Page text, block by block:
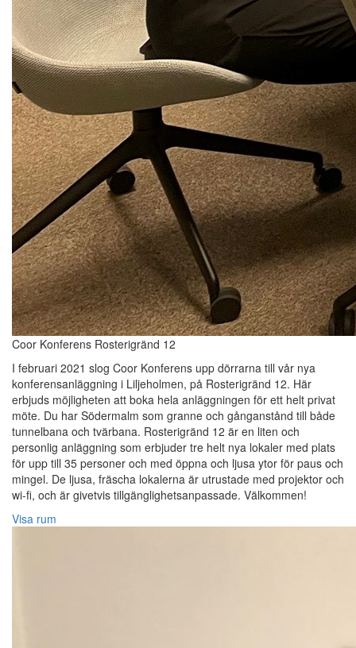
Coor Konferens Rosterigränd 12
I februari 2021 slog Coor Konferens upp dörrarna till vår nya
konferensanläggning i Liljeholmen, på Rosterigränd 12. Här
erbjuds möjligheten att boka hela anläggningen för ett helt privat
möte. Du har Södermalm som granne och gånganstånd till både
tunnelbana och tvärbana. Rosterigränd 12 är en liten och
personlig anläggning som erbjuder tre helt nya lokaler med plats
för upp till 35 personer och med öppna och ljusa ytor för paus och
mingel. De ljusa, fräscha lokalerna är utrustade med projektor och
wi-fi, och är givetvis tillgänglighetsanpassade. Välkommen!
Visa rum